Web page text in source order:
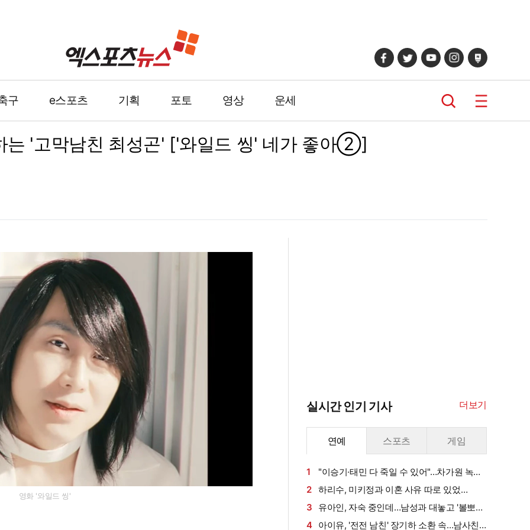
구 e스포츠 기획 포토 영상 운세
는 '고막남친 최성곤' ['와일드 씽' 네가 좋아②]
영화 '와일드 씽'
실시간 인기 기사 더보기
연예 스포츠 게임
1
"이승기·태민 다 죽일 수 있어"…차가원 녹취
록 '충격'
2
하리수, 미키정과 이혼 사유 따로 있었
다…"30억 때문 아냐"
3
유아인, 자숙 중인데…남성과 대놓고 '볼뽀뽀'
스킨십 화제
4 아이유, '전전 남친' 장기하 소환 속…남사친